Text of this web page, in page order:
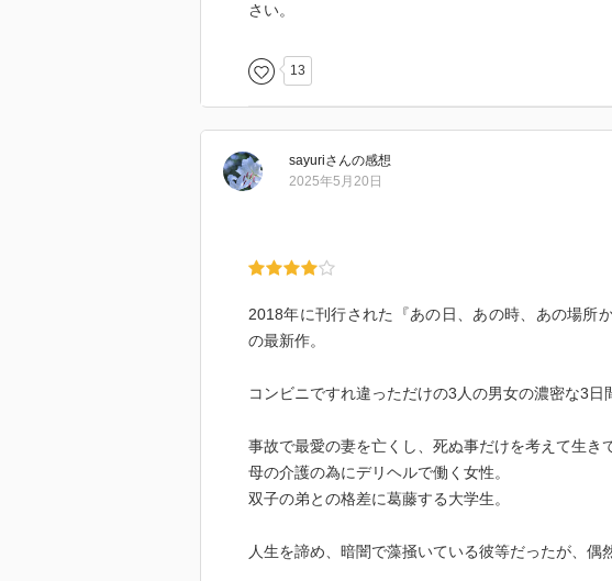
さい。
13
sayuriさんの感想
2025年5月20日
2018年に刊行された『あの日、あの時、あの場所
の最新作。
コンビニですれ違っただけの3人の男女の濃密な3日
事故で最愛の妻を亡くし、死ぬ事だけを考えて生き
母の介護の為にデリヘルで働く女性。
双子の弟との格差に葛藤する大学生。
人生を諦め、暗闇で藻掻いている彼等だったが、偶